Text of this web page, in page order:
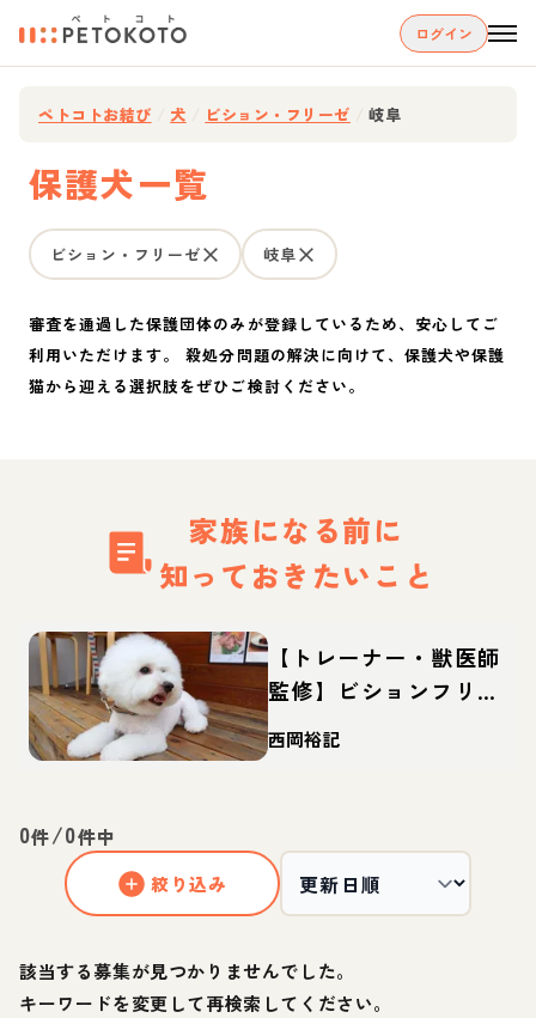
ログイン
ペトコトお結び 犬 ビション・フリーゼ 岐阜
保護犬一覧
ビション・フリーゼ 岐阜
審査を通過した保護団体のみが登録しているため、安心してご
利用いただけます。 殺処分問題の解決に向けて、保護犬や保護
猫から迎える選択肢をぜひご検討ください。
家族になる前に
知っておきたいこと
【トレーナー・獣医師
監修】ビションフリー
ゼってどんな犬？性
格・特徴・育て方・迎
西岡裕記
0件/0件中
絞り込み
該当する募集が見つかりませんでした。
キーワードを変更して再検索してください。